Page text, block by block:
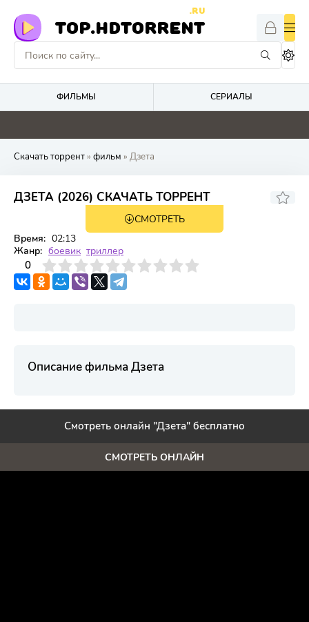
TOP.HDTORRENT
.RU
ФИЛЬМЫ СЕРИАЛЫ
0 0 0 4.9
Скачать торрент» фильм » Дзета
ДЗЕТА (2026) СКАЧАТЬ ТОРРЕНТ
СМОТРЕТЬ
Время: 02:13
Жанр: боевик триллер
0
4 6 7 8 9 10
Описание фильма Дзета
Смотреть онлайн "Дзета" бесплатно
СМОТРЕТЬ ОНЛАЙН